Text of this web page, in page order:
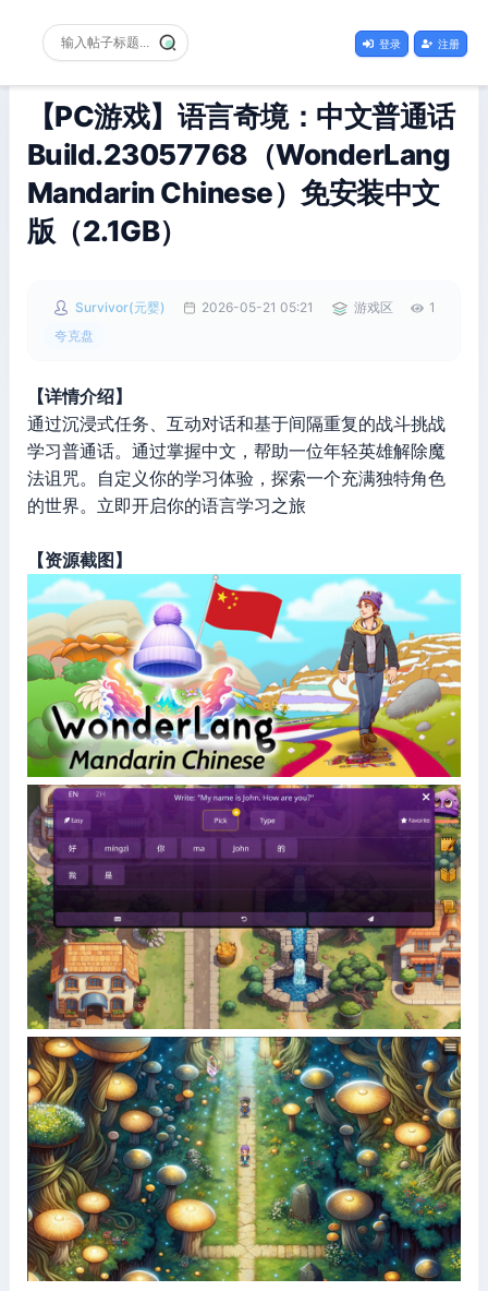
登录 注册
【PC游戏】语言奇境：中文普通话
Build.23057768（WonderLang
Mandarin Chinese）免安装中文
版（2.1GB）
Survivor(元婴) 2026-05-21 05:21 游戏区
1
夸克盘
【详情介绍】
通过沉浸式任务、互动对话和基于间隔重复的战斗挑战
学习普通话。通过掌握中文，帮助一位年轻英雄解除魔
法诅咒。自定义你的学习体验，探索一个充满独特角色
的世界。立即开启你的语言学习之旅
【资源截图】